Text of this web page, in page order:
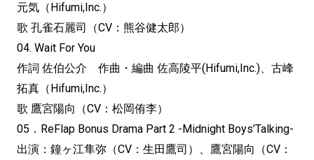
元気（Hifumi, Inc.）
歌 孔雀石麗司（CV：熊谷健太郎）
04. Wait For You
作詞 佐伯公介 作曲・編曲 佐高陵平(Hifumi,Inc.)、古峰
拓真（Hifumi, Inc.）
歌 鷹宮陽向（CV：松岡侑李）
05．ReFlap Bonus Drama Part 2 -Midnight Boys’Talking-
出演：鐘ヶ江隼弥（CV：生田鷹司）、鷹宮陽向（CV：